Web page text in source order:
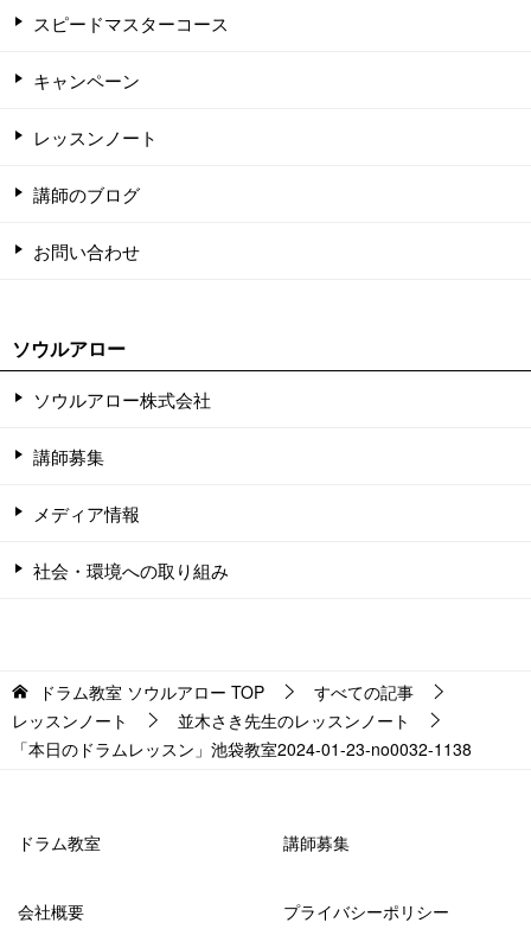
スピードマスターコース
キャンペーン
レッスンノート
講師のブログ
お問い合わせ
ソウルアロー
ソウルアロー株式会社
講師募集
メディア情報
社会・環境への取り組み
ドラム教室 ソウルアロー TOP
すべての記事
レッスンノート
並木さき先生のレッスンノート
「本日のドラムレッスン」池袋教室2024-01-23-­no0032-­1138
ドラム教室 講師募集
会社概要 プライバシーポリシー